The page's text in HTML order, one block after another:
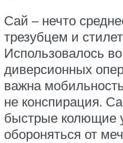
Сай – нечто
трезубцем и
Использовалось
диверсионных
важна
не конспирация.
быстрые колющие
обороняться от